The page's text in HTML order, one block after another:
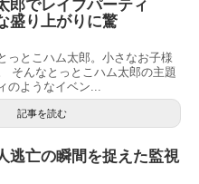
郎でレイブパーティ
盛り上がりに驚
っとこハム太郎。小さなお子様
そんなとっとこハム太郎の主題
のようなイベン...
記事を読む
逃亡の瞬間を捉えた監視